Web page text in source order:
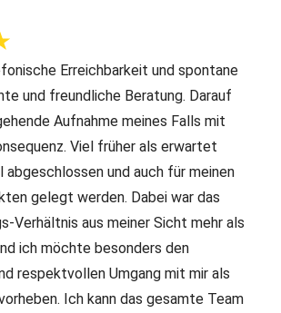
Erreichbarkeit und spontane
und freundliche Beratung. Darauf
Aufnahme meines Falls mit
Viel früher als erwartet
abgeschlossen und auch für meinen
gelegt werden. Dabei war das
Verhältnis aus meiner Sicht mehr als
ich möchte besonders den
respektvollen Umgang mit mir als
Ich kann das gesamte Team